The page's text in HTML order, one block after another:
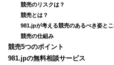
競売のリスクは？
競売とは？
981.jpが考える競売のあるべき姿と
競売の仕組み
競売5つのポイント
981.jpの無料相談サービス